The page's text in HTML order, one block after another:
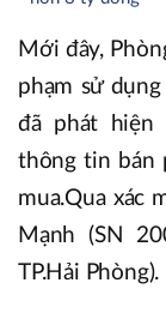
Mới đây,
phạm sử
đã phát hiện
thông tin bán
mua.Qua xác
Mạnh (SN
TP.Hải Phòng).